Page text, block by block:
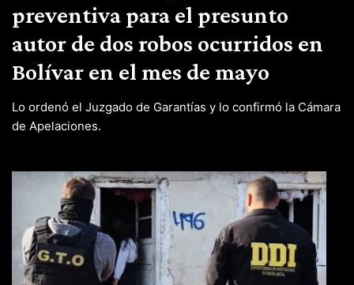
preventiva para el presunto
autor de dos robos ocurridos en
Bolívar en el mes de mayo
Lo ordenó el Juzgado de Garantías y lo confirmó la Cámara
de Apelaciones.